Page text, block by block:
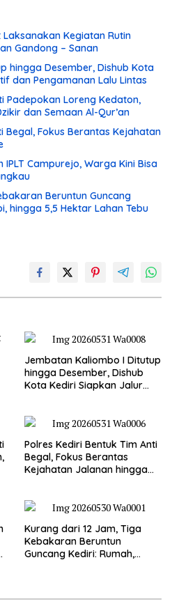
Laksanakan Kegiatan Rutin
Gandong – Sanan
hingga Desember, Dishub Kota
dan Pengamanan Lalu Lintas
Padepokan Loreng Kedaton,
dan Semaan Al-Qur’an
Begal, Fokus Berantas Kejahatan
IPLT Campurejo, Warga Kini Bisa
Beruntun Guncang
hingga 5,5 Hektar Lahan Tebu
Jembatan Kaliombo I Ditutup
hingga Desember, Dishub
Kota Kediri Siapkan Jalur
Polres Kediri Bentuk Tim Anti
Begal, Fokus Berantas
Kejahatan Jalanan hingga
Kurang dari 12 Jam, Tiga
Kebakaran Beruntun
Guncang Kediri: Rumah,